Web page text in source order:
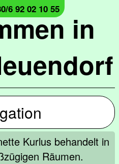
in
6 92 02 10 55
Kurlus behandelt in
Räumen.